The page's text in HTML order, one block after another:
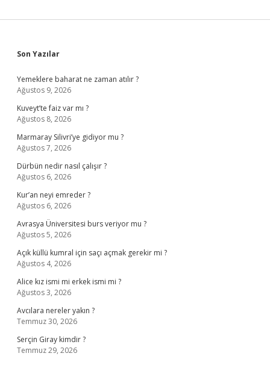
Sidebar
Son Yazılar
Yemeklere baharat ne zaman atılır ?
Ağustos 9, 2026
Kuveyt’te faiz var mı ?
Ağustos 8, 2026
Marmaray Silivri’ye gidiyor mu ?
Ağustos 7, 2026
Dürbün nedir nasıl çalışır ?
Ağustos 6, 2026
Kur’an neyi emreder ?
Ağustos 6, 2026
Avrasya Üniversitesi burs veriyor mu ?
Ağustos 5, 2026
Açık küllü kumral için saçı açmak gerekir mi ?
Ağustos 4, 2026
Alice kız ismi mi erkek ismi mi ?
Ağustos 3, 2026
Avcılara nereler yakın ?
Temmuz 30, 2026
Serçin Giray kimdir ?
Temmuz 29, 2026